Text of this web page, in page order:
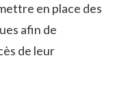
en place des
afin de
de leur